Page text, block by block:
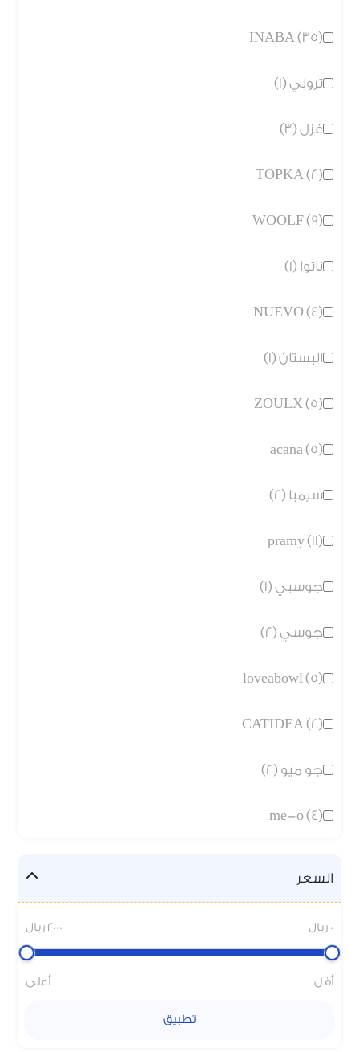
INABA (35)
ترولي (1)
غزل (3)
TOPKA (2)
WOOLF (9)
ناتوا (1)
NUEVO (4)
البستان (1)
ZOULX (5)
acana (5)
سيمبا (2)
pramy (11)
جوسبي (1)
جوسي (2)
loveabowl (5)
CATIDEA (2)
جو ميو (2)
me-o (4)
السعر
0 ريال 2000 ريال
أقل أعلى
تطبيق